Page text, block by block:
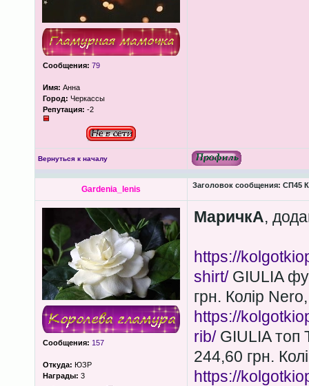
Сообщения: 79
Имя: Анна
Город: Черкассы
Репутация: -2
Вернуться к началу
Gardenia_lenis Заголовок сообщения: СП45
Сообщения: 157
Откуда: ЮЗР
Награды: 3
МаричкА,
https://
shirt/GIULIA
грн. Колір
https://
rib/GIULIA топ
244,60 грн.
https://